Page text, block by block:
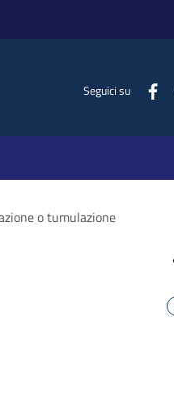
Seguici su
o tumulazione